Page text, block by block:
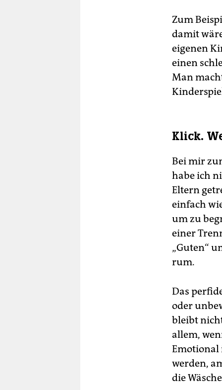
Zum
damit
eigenen
einen
Man
Klick.
Bei mir
habe ich
Eltern
einfach
um zu
einer
„Guten“
rum.
Das
oder
bleibt
allem,
Emotional
werden,
die